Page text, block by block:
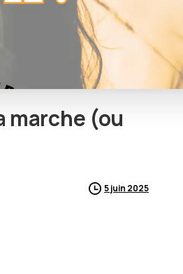
marche (ou
5 juin 2025